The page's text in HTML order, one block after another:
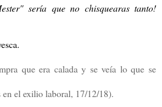
sería que no chisquearas tanto!
que era calada y se veía lo que se
el exilio laboral, 17/12/18).